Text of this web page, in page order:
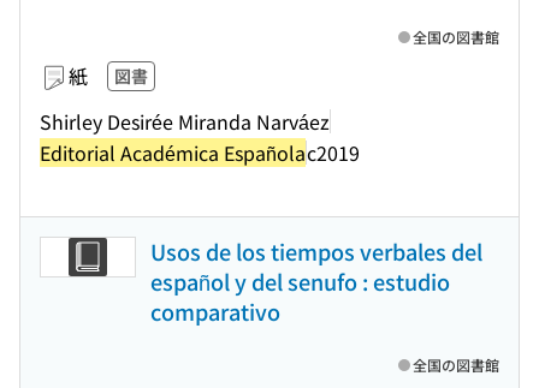
紙 図書
Shirley Desirée Miranda Narváez
Editorial Académica Españolac2019
全国の図書館
Usos de los tiempos verbales del
español y del senufo : estudio
comparativo
全国の図書館